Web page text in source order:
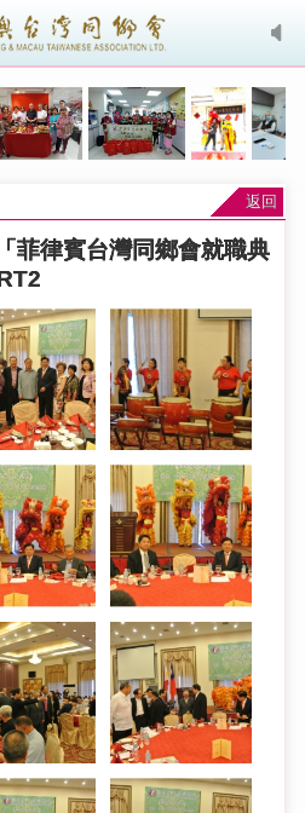
返回
菲律賓台灣同鄉會就職典